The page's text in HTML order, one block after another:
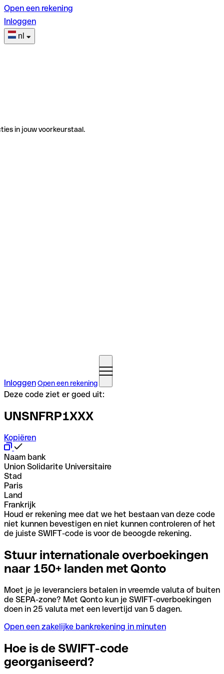
Open een rekening
Inloggen
nl
in jouw voorkeurstaal.
InloggenOpen een rekening
Deze code ziet er goed uit:
UNSNFRP1XXX
Kopiëren
Naam bank
Union Solidarite Universitaire
Stad
Paris
Land
Frankrijk
Houd er rekening mee dat we het bestaan van deze code
niet kunnen bevestigen en niet kunnen controleren of het
de juiste SWIFT-code is voor de beoogde rekening.
Stuur internationale overboekingen
naar 150+ landen met Qonto
Moet je je leveranciers betalen in vreemde valuta of buiten
de SEPA-zone? Met Qonto kun je SWIFT-overboekingen
doen in 25 valuta met een levertijd van 5 dagen.
Open een zakelijke bankrekening in minuten
Hoe is de SWIFT-code
georganiseerd?